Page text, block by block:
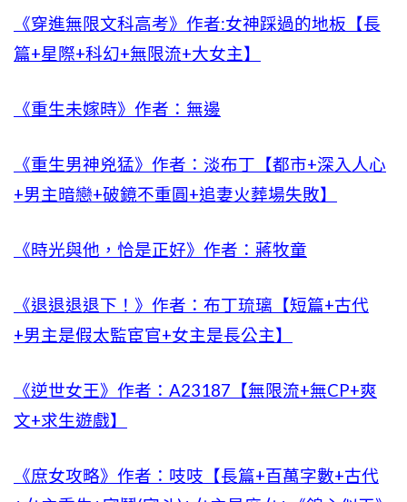
《穿進無限文科高考》作者:女神踩過的地板【長
篇+星際+科幻+無限流+大女主】
《重生未嫁時》作者：無邊
《重生男神兇猛》作者：淡布丁【都市+深入人心
+男主暗戀+破鏡不重圓+追妻火葬場失敗】
《時光與他，恰是正好》作者：蔣牧童
《退退退退下！》作者：布丁琉璃【短篇+古代
+男主是假太監宦官+女主是長公主】
《逆世女王》作者：A23187【無限流+無CP+爽
文+求生遊戲】
《庶女攻略》作者：吱吱【長篇+百萬字數+古代